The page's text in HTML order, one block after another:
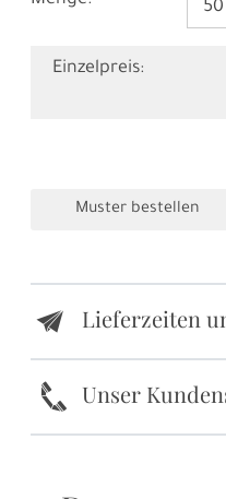
Einzelpreis:
Muster bestellen
e Lieferzeiten
k Unser